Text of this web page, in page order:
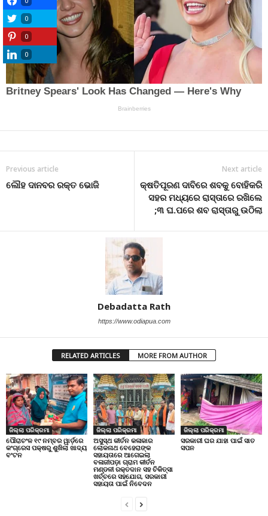
Previous article
ଲୌହ ଦାନବର ରକ୍ତ ଭୋଜି
Next article
କ୍ଷତିପୂରଣ ଦାବିରେ ଶବକୁ ବୋହିକରି
ସହର ମଧ୍ୟରେ ରାସ୍ତାରେ ରଖିଲେ
;୩ ଘ.ପରେ ଶବ ରାସ୍ତାରୁ ଉଠିଲା
Debadatta Rath
https://www.odiapua.com
RELATED ARTICLES MORE FROM AUTHOR
ଜିଲ୍ଲା ପରିକ୍ରମା
ପୌରାଚଂଳ ୧୯ ନମ୍ବର ୱାର୍ଡ଼ରେ
କଂଗ୍ରେସ ପକ୍ଷରୁ ଶୁଖିଲା ଖାଦ୍ୟ
ବଂଟନ
ଜିଲ୍ଲା ପରିକ୍ରମା
ଅସୁସ୍ଥ କୀର୍ତନ କଳାକାର
ଲୋକନାଥ ବେହେରାଙ୍କ
ସହାୟତାରେ ଆଗେଇଲା
ବଳାଜୀପଡ଼ା ଗ୍ରାମ କୀର୍ତନ
ମଣ୍ଡଳୀ ରକ୍ତଦାନ ସହ ଚିକିତ୍ସା
ଖର୍ଚ୍ଚରେ ସହଯୋଗ, ସରକାରୀ
ସହାୟତା ପାଇଁ ନିବେଦନ
ଜିଲ୍ଲା ପରିକ୍ରମା
ସରକାରୀ ଘର ଯାହା ପାଇଁ ସାତ
ସପନ
0
0
0